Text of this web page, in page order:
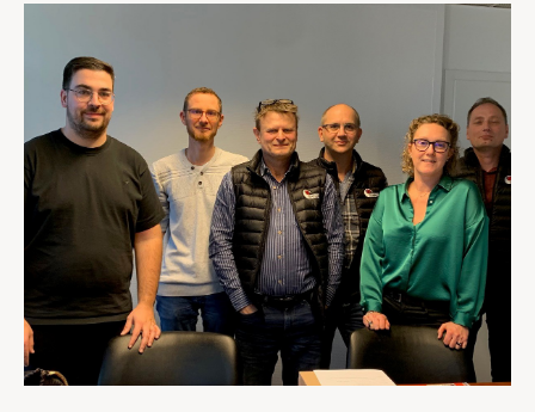
Développement professionnel
Devenir Membre
Actualités